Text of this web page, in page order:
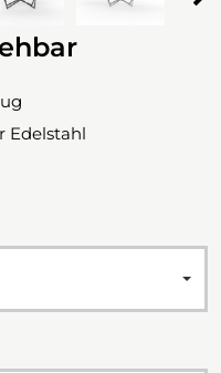
Edelstahl